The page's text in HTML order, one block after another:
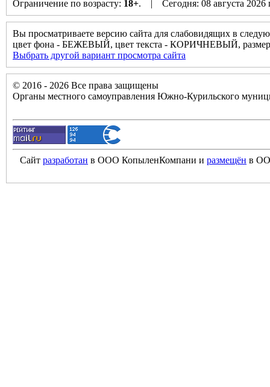
Ограничение по возрасту: 18+. | Сегодня: 08 августа
Вы просматриваете версию сайта для слабовидящих в
цвет фона - БЕЖЕВЫЙ, цвет текста - КОРИЧНЕВЫЙ,
Выбрать другой вариант просмотра сайта
© 2016 - 2026 Все права защищены
Органы местного самоуправления Южно-Курильского
Сайт разработан в ООО КопыленКомпани и размещён в